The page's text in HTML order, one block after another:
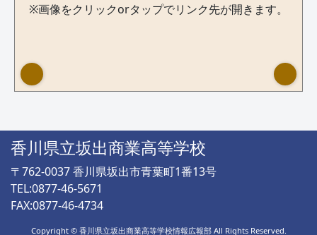
※画像をクリックorタップでリンク先が開きます。
香川県立坂出商業高等学校
〒762-0037 香川県坂出市青葉町1番13号
TEL:0877-46-5671
FAX:0877-46-4734
Copyright © 香川県立坂出商業高等学校情報広報部 All Rights Reserved.